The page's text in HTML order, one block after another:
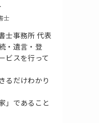
士
士事務所 代表
・遺言・登
ビスを行って
るだけわかり
」であること